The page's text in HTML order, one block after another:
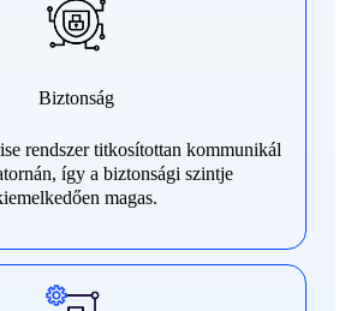
Biztonság
rendszer titkosítottan kommunikál
így a biztonsági szintje
magas.